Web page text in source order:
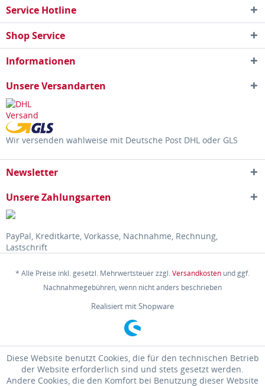
Service Hotline
Shop Service
Informationen
Unsere Versandarten
Wir versenden wahlweise mit Deutsche Post DHL oder GLS
Newsletter
Unsere Zahlungsarten
PayPal, Kreditkarte, Vorkasse, Nachnahme, Rechnung,
Lastschrift
* Alle Preise inkl. gesetzl. Mehrwertsteuer zzgl.Versandkosten und ggf.
Nachnahmegebühren, wenn nicht anders beschrieben
Realisiert mit Shopware
Diese Website benutzt Cookies, die für den technischen Betrieb
der Website erforderlich sind und stets gesetzt werden.
Andere Cookies, die den Komfort bei Benutzung dieser Website